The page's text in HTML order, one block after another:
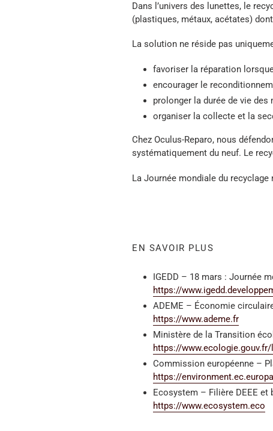
Dans l’univers des lunettes, le
(plastiques, métaux, acétates)
La solution ne réside pas
favoriser la réparation
encourager le
prolonger la durée de vie des
organiser la collecte et la
Chez Oculus-Reparo, nous
systématiquement du neuf. Le
La Journée mondiale du
EN SAVOIR PLUS
IGEDD – 18 mars : Journée
https://
ADEME – Économie
https://www.ademe.fr
Ministère de la Transition
https://
Commission européenne –
https://
Ecosystem – Filière DEEE et
https://www.ecosystem.eco